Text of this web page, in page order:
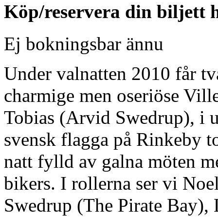
Köp/reservera din biljett
Ej bokningsbar ännu
Under valnatten 2010 får
charmige men oseriöse
Tobias (Arvid Swedrup), i
svensk flagga på Rinkeby
natt fylld av galna möten
bikers. I rollerna ser vi
Swedrup (The Pirate